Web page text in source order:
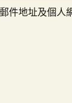
件地址及個人